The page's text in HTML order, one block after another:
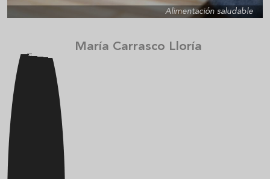
Alimentación saludable
María Carrasco Lloría